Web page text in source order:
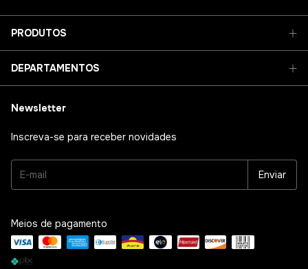
PRODUTOS
DEPARTAMENTOS
Newsletter
Inscreva-se para receber novidades
Meios de pagamento